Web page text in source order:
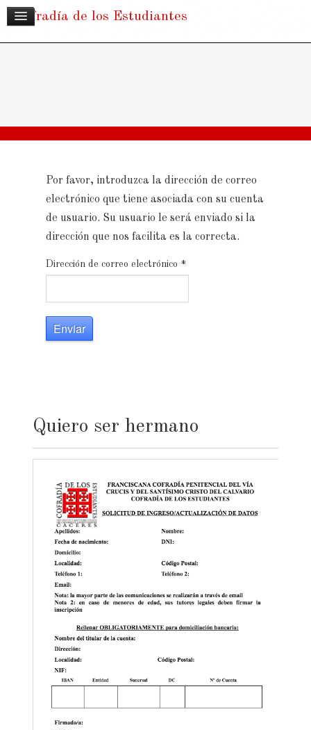
Cofradía de los Estudiantes
Por favor, introduzca la dirección de correo
electrónico que tiene asociada con su cuenta
de usuario. Su usuario le será enviado si la
dirección que nos facilita es la correcta.
Dirección de correo electrónico *
Enviar
Quiero ser hermano